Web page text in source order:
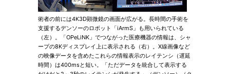
術者の前には4K3D顕微鏡の画面が広がる。長時間の手術を
支援するデンソーのロボット「iArmS」も用いられている
（左）。「OPeLiNK」でつながった医療機器の情報は、シャ
ープの8Kディスプレイ上に表示される（右）。X線画像など
の映像データを含めたこれらの情報表示のレイテンシ（遅延
時間）は400msと短い。「ただデータを統合して表示する